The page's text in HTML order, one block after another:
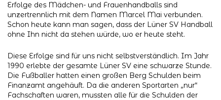
Erfolge des Mädchen- und Frauenhandballs sind
unzertrennlich mit dem Namen Marcel Mai verbunden.
Schon heute kann man sagen, dass der Lüner SV Handball
ohne Ihn nicht da stehen würde, wo er heute steht.
Diese Erfolge sind für uns nicht selbstverständlich. Im Jahr
1990 erlebte der gesamte Lüner SV eine schwarze Stunde.
Die Fußballer hatten einen großen Berg Schulden beim
Finanzamt angehäuft. Da die anderen Sportarten „nur“
Fachschaften waren, mussten alle für die Schulden der